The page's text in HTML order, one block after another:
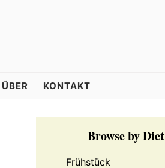
ÜBER KONTAKT
Primary
SidebarBrowse by Diet
Frühstück